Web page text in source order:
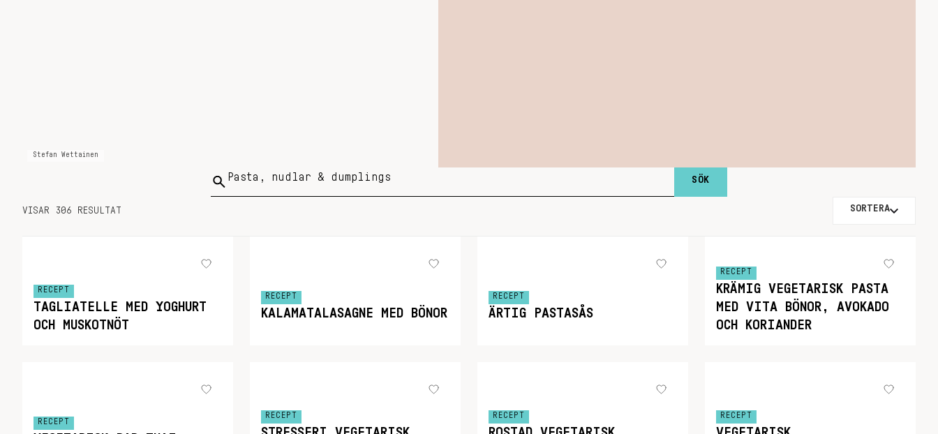
Stefan Wettainen
Sök
VISAR 306 RESULTAT SORTERA
RECEPT
TAGLIATELLE MED YOGHURT
OCH MUSKOTNÖT
RECEPT
KALAMATALASAGNE MED BÖNOR
RECEPT
ÄRTIG PASTASÅS
RECEPT
KRÄMIG VEGETARISK PASTA
MED VITA BÖNOR, AVOKADO
OCH KORIANDER
RECEPT
RECEPT RECEPT RECEPT